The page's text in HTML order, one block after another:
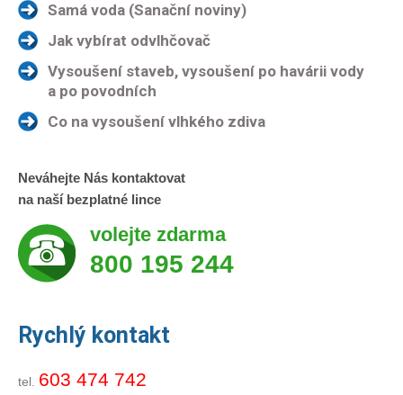
Samá voda (Sanační noviny)
Jak vybírat odvlhčovač
Vysoušení staveb, vysoušení po havárii vody
a po povodních
Co na vysoušení vlhkého zdiva
Neváhejte Nás kontaktovat
na naší bezplatné lince
volejte zdarma
800 195 244
Rychlý kontakt
tel. 603 474 742